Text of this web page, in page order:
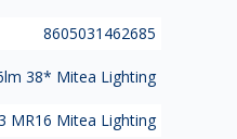
8605031462685
38* Mitea Lighting
MR16 Mitea Lighting